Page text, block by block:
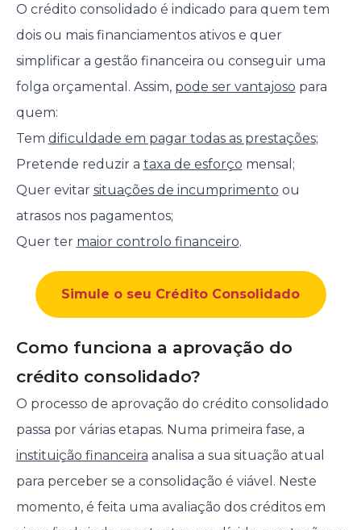
O crédito consolidado é indicado para quem tem
dois ou mais financiamentos ativos e quer
simplificar a gestão financeira ou conseguir uma
folga orçamental. Assim, pode ser vantajoso para
quem:
Tem dificuldade em pagar todas as prestações;
Pretende reduzir a taxa de esforço mensal;
Quer evitar situações de incumprimento ou
atrasos nos pagamentos;
Quer ter maior controlo financeiro.
Simule o seu Crédito Consolidado
Como funciona a aprovação do
crédito consolidado?
O processo de aprovação do crédito consolidado
passa por várias etapas. Numa primeira fase, a
instituição financeira analisa a sua situação atual
para perceber se a consolidação é viável. Neste
momento, é feita uma avaliação dos créditos em